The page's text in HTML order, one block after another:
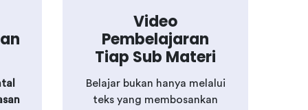
Video
Pembelajaran
Tiap Sub Materi
Belajar bukan hanya melalui
teks yang membosankan